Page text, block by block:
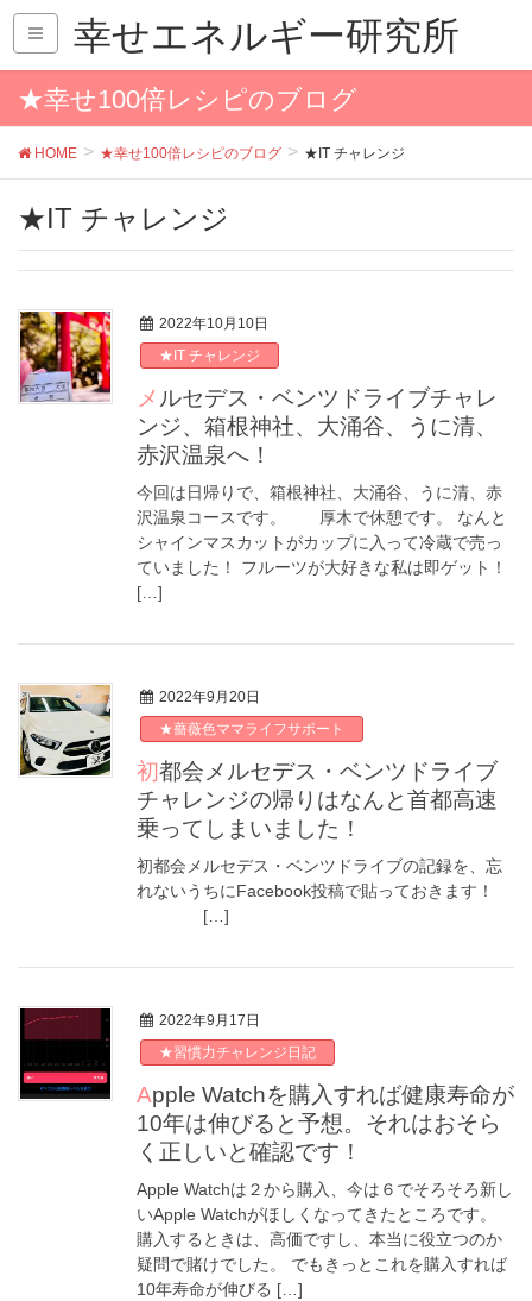
幸せエネルギー研究所
★幸せ100倍レシピのブログ
HOME ★幸せ100倍レシピのブログ ★IT チャレンジ
★IT チャレンジ
2022年10月10日
★IT チャレンジ
メルセデス・ベンツドライブチャレ
ンジ、箱根神社、大涌谷、うに清、
赤沢温泉へ！
今回は日帰りで、箱根神社、大涌谷、うに清、赤
沢温泉コースです。 厚木で休憩です。 なんと
シャインマスカットがカップに入って冷蔵で売っ
ていました！ フルーツが大好きな私は即ゲット！
[…]
2022年9月20日
★薔薇色ママライフサポート
初都会メルセデス・ベンツドライブ
チャレンジの帰りはなんと首都高速
乗ってしまいました！
初都会メルセデス・ベンツドライブの記録を、忘
れないうちにFacebook投稿で貼っておきます！
[…]
2022年9月17日
★習慣力チャレンジ日記
Apple Watchを購入すれば健康寿命が
10年は伸びると予想。それはおそら
く正しいと確認です！
Apple Watchは２から購入、今は６でそろそろ新し
いApple Watchがほしくなってきたところです。
購入するときは、高価ですし、本当に役立つのか
疑問で賭けでした。 でもきっとこれを購入すれば
10年寿命が伸びる […]